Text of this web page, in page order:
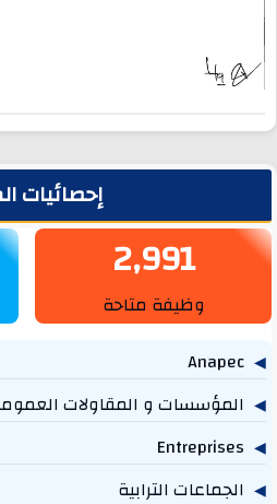
إحصائيات
2,991
وظيفة متاحة
Anapec
المؤسسات و المقاولات
Entreprises
الجماعات الترابية